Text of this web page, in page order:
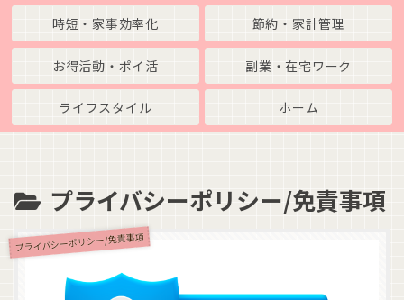
時短・家事効率化 節約・家計管理
お得活動・ポイ活 副業・在宅ワーク
ライフスタイル ホーム
プライバシーポリシー/免責事項
プライバシーポリシー/免責事項